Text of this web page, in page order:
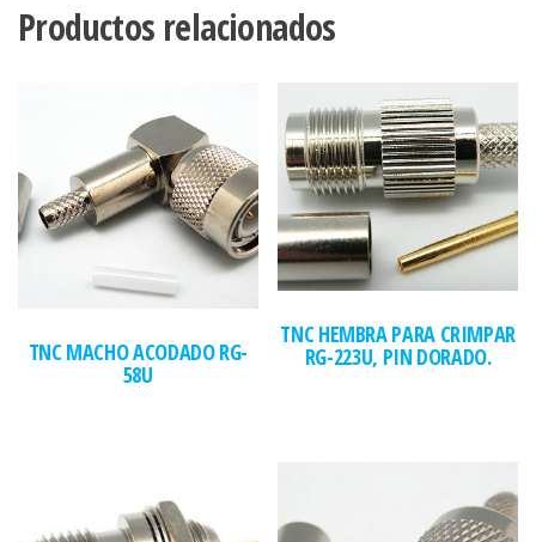
Productos relacionados
TNC MACHO ACODADO RG-
58U
TNC HEMBRA PARA CRIMPAR
RG-223U, PIN DORADO.